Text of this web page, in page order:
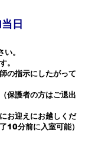
日
。
。
の指示にしたがって
保護者の方はご退出
お迎えにお越しくだ
10分前に入室可能）